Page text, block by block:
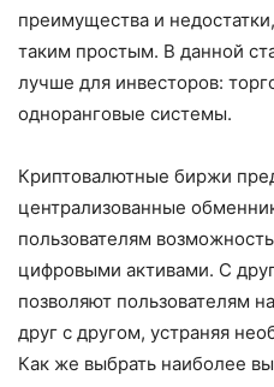
преимущества и
таким простым. В данной
лучше для инвесторов:
одноранговые системы.
Криптовалютные биржи
централизованные
пользователям
цифровыми активами. С
позволяют пользователям
друг с другом, устраняя
Как же выбрать наиболее